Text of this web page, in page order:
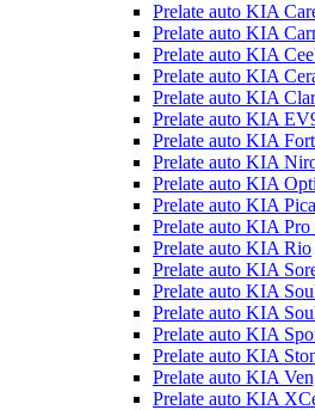
Prelate auto KIA
Prelate auto KIA
Prelate auto KIA
Prelate auto KIA
Prelate auto KIA
Prelate auto KIA
Prelate auto KIA
Prelate auto KIA
Prelate auto KIA
Prelate auto KIA
Prelate auto KIA Pro
Prelate auto KIA Rio
Prelate auto KIA
Prelate auto KIA
Prelate auto KIA
Prelate auto KIA
Prelate auto KIA
Prelate auto KIA
Prelate auto KIA